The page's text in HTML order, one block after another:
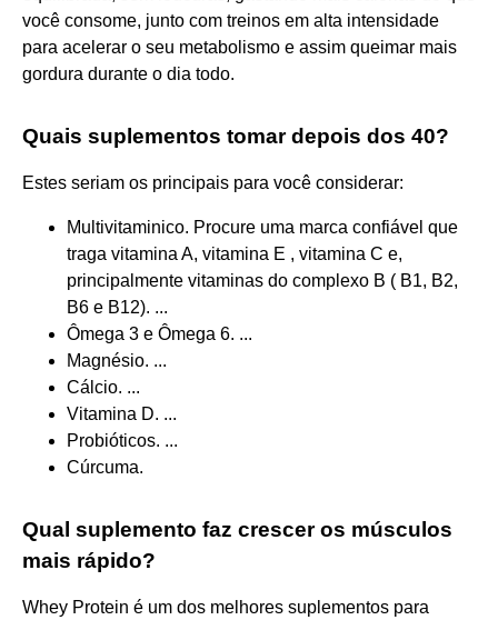
você consome, junto com treinos em alta intensidade
para acelerar o seu metabolismo e assim queimar mais
gordura durante o dia todo.
Quais suplementos tomar depois dos 40?
Estes seriam os principais para você considerar:
Multivitaminico. Procure uma marca confiável que
traga vitamina A, vitamina E , vitamina C e,
principalmente vitaminas do complexo B ( B1, B2,
B6 e B12). ...
Ômega 3 e Ômega 6. ...
Magnésio. ...
Cálcio. ...
Vitamina D. ...
Probióticos. ...
Cúrcuma.
Qual suplemento faz crescer os músculos
mais rápido?
Whey Protein é um dos melhores suplementos para